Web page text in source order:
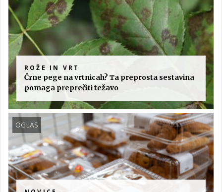
ROŽE IN VRT
Črne pege na vrtnicah? Ta preprosta sestavina
pomaga preprečiti težavo
OGLAS